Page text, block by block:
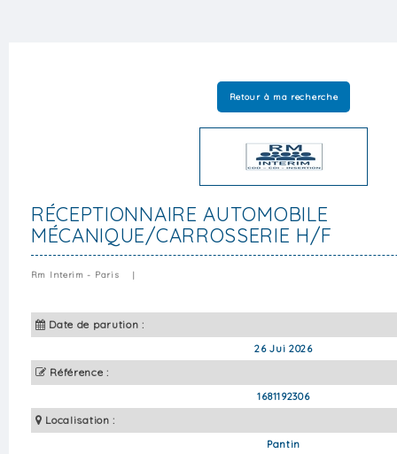
Retour à ma recherche
RÉCEPTIONNAIRE AUTOMOBILE
MÉCANIQUE/CARROSSERIE H/F
Rm Interim - Paris |
Date de parution :
26 Jui 2026
Référence :
1681192306
Localisation :
Pantin